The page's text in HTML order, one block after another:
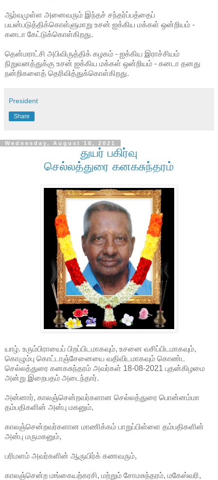
ஆர்வமுள்ள அனைவரும் இந்தச் சந்தர்ப்பத்தைப்
பயன்படுத்திக்கொள்ளுமாறு உசன் ஐக்கிய மக்கள் ஒன்றியம் -
கனடா கேட்டுக்கொள்கிறது.
தென்மராட்சி அபிவிருத்திக் கழகம் - ஐக்கிய இராச்சியம்
நிறுவனத்துக்கு உசன் ஐக்கிய மக்கள் ஒன்றியம் - கனடா தனது
நன்றிகளைத் தெரிவித்துக்கொள்கிறது.
President
Share
Wednesday, August 18, 2021
துயர் பகிர்வு
செல்லத்துரை கனகசுந்தரம்
யாழ். உரும்பிராயைப் பிறப்பிடமாகவும், உசனை வசிப்பிடமாகவும்,
கொழும்பு கொட்டாஞ்சேனையை வதிவிடமாகவும் கொண்ட
செல்லத்துரை கனகசுந்தரம் அவர்கள் 18-08-2021 புதன்கிழமை
அன்று இறைபதம் அடைந்தார்.
அன்னார், காலஞ்சென்றவர்களான செல்லத்துரை பொன்னம்மா
தம்பதிகளின் அன்பு மகனும்,
காலஞ்சென்றவர்களான மாணிக்கம் பாறுப்பிள்ளை தம்பதிகளின்
அன்பு மருமகனும்,
பரிமளம் அவர்களின் ஆருயிர்க் கணவரும்,
காலஞ்சென்ற மங்கையற்கரசி, மற்றும் சோமசுந்தரம், மகேஸ்வரி,